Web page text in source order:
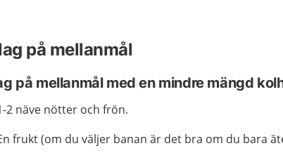
på mellanmål
på mellanmål med en mindre mängd
2 näve nötter och frön.
frukt (om du väljer banan är det bra om du bara